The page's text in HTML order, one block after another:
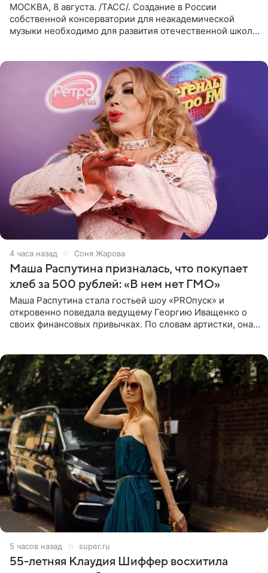
МОСКВА, 8 августа. /ТАСС/. Создание в России
собственной консерватории для неакадемической
музыки необходимо для развития отечественной школы
4 часа назад Соня Жарова
Маша Распутина призналась, что покупает
хлеб за 500 рублей: «В нем нет ГМО»
Маша Распутина стала гостьей шоу «PROпуск» и
откровенно поведала ведущему Георгию Иващенко о
своих финансовых привычках. По словам артистки, она
5 часов назад super.ru
55-летняя Клаудия Шиффер восхитила